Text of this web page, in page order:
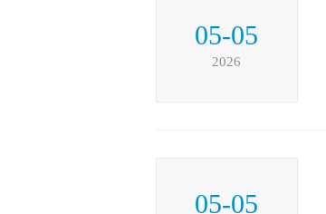
05-05
2026
05-05